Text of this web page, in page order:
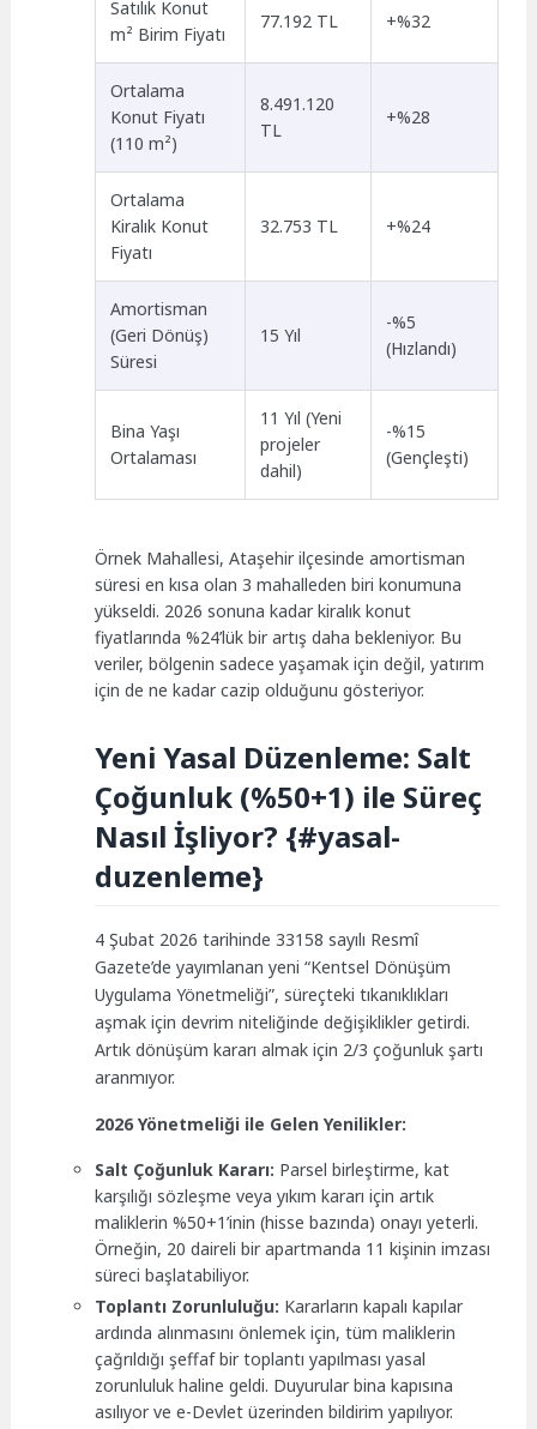
Satılık Konut
m² Birim Fiyatı
77.192 TL +%32
Ortalama
Konut Fiyatı
(110 m²)
8.491.120
TL
+%28
Ortalama
Kiralık Konut
Fiyatı
32.753 TL +%24
Amortisman
(Geri Dönüş)
Süresi
15 Yıl
-%5
(Hızlandı)
Bina Yaşı
Ortalaması
11 Yıl (Yeni
projeler
dahil)
-%15
(Gençleşti)
Örnek Mahallesi, Ataşehir ilçesinde amortisman
süresi en kısa olan 3 mahalleden biri konumuna
yükseldi. 2026 sonuna kadar kiralık konut
fiyatlarında %24’lük bir artış daha bekleniyor. Bu
veriler, bölgenin sadece yaşamak için değil, yatırım
için de ne kadar cazip olduğunu gösteriyor.
Yeni Yasal Düzenleme: Salt
Çoğunluk (%50+1) ile Süreç
Nasıl İşliyor? {#yasal-
duzenleme}
4 Şubat 2026 tarihinde 33158 sayılı Resmî
Gazete’de yayımlanan yeni “Kentsel Dönüşüm
Uygulama Yönetmeliği”, süreçteki tıkanıklıkları
aşmak için devrim niteliğinde değişiklikler getirdi.
Artık dönüşüm kararı almak için 2/3 çoğunluk şartı
aranmıyor.
2026 Yönetmeliği ile Gelen Yenilikler:
Salt Çoğunluk Kararı: Parsel birleştirme, kat
karşılığı sözleşme veya yıkım kararı için artık
maliklerin %50+1’inin (hisse bazında) onayı yeterli.
Örneğin, 20 daireli bir apartmanda 11 kişinin imzası
süreci başlatabiliyor.
Toplantı Zorunluluğu: Kararların kapalı kapılar
ardında alınmasını önlemek için, tüm maliklerin
çağrıldığı şeffaf bir toplantı yapılması yasal
zorunluluk haline geldi. Duyurular bina kapısına
asılıyor ve e-Devlet üzerinden bildirim yapılıyor.